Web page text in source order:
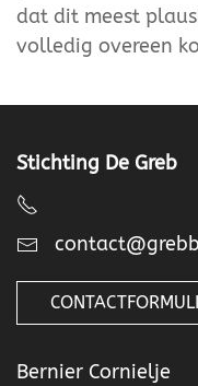
dat dit meest
volledig overeen
Stichting De Greb
Bernier Cornielje